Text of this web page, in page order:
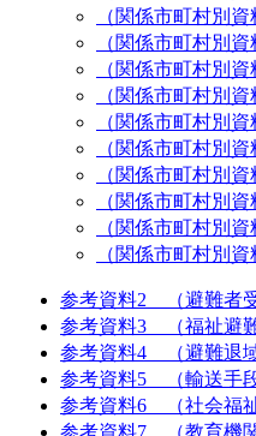
（関係市町村別
（関係市町村別
（関係市町村別
（関係市町村別
（関係市町村別
（関係市町村別
（関係市町村別
（関係市町村別
（関係市町村別
（関係市町村別
参考資料2 （避難者
参考資料3 （福祉避
参考資料4 （避難退
参考資料5 （輸送手
参考資料6 （社会福